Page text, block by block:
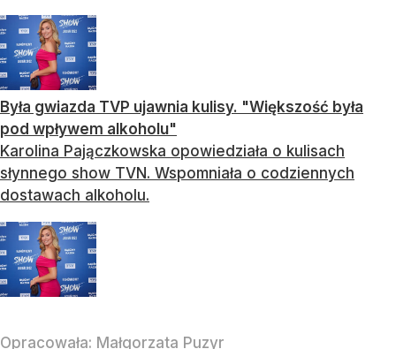
Była gwiazda TVP ujawnia kulisy. "Większość była
pod wpływem alkoholu"
Karolina Pajączkowska opowiedziała o kulisach
słynnego show TVN. Wspomniała o codziennych
dostawach alkoholu.
Opracowała: Małgorzata Puzyr